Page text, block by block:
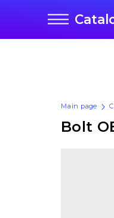
Main page
Bolt